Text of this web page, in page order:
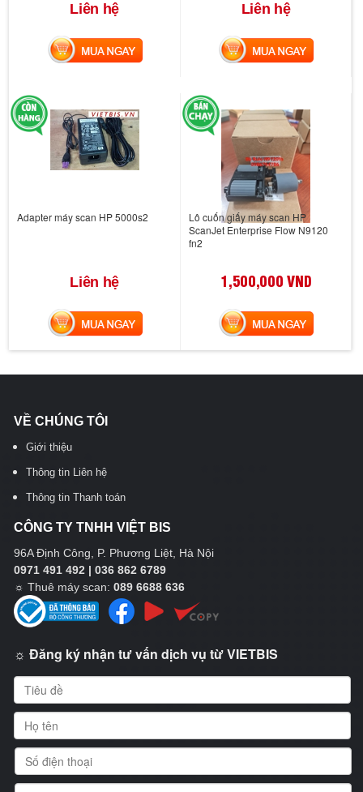
Liên hệ
MUA NGAY
Liên hệ
MUA NGAY
Adapter máy scan HP 5000s2
Liên hệ
MUA NGAY
Lô cuốn giấy máy scan HP
ScanJet Enterprise Flow N9120
fn2
1,500,000 VND
MUA NGAY
VỀ CHÚNG TÔI
Giới thiệu
Thông tin Liên hệ
Thông tin Thanh toán
CÔNG TY TNHH VIỆT BIS
96A Định Công, P. Phương Liệt, Hà Nội
0971 491 492 | 036 862 6789
☼ Thuê máy scan: 089 6688 636
☼ Đăng ký nhận tư vấn dịch vụ từ VIETBIS